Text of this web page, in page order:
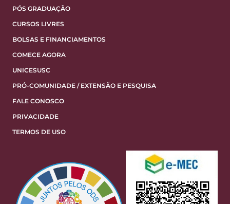
PÓS GRADUAÇÃO
CURSOS LIVRES
BOLSAS E FINANCIAMENTOS
COMECE AGORA
UNICESUSC
PRÓ-COMUNIDADE / EXTENSÃO E PESQUISA
FALE CONOSCO
PRIVACIDADE
TERMOS DE USO